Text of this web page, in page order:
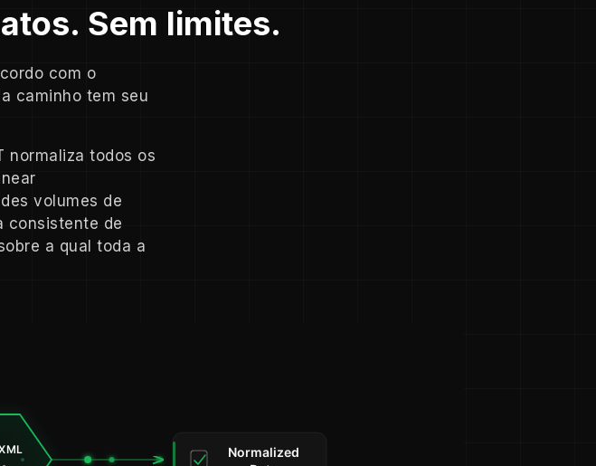
Sem limites.
com o
caminho tem seu
normaliza todos os
volumes de
consistente de
a qual toda a